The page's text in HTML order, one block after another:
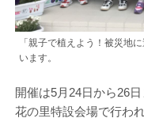
「親子で植えよう！被災地
います。
開催は5月24日から26
花の里特設会場で行わ